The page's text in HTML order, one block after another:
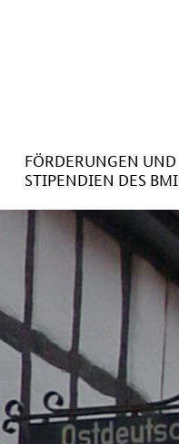
FÖRDERUNGEN UND
STIPENDIEN DES BMI